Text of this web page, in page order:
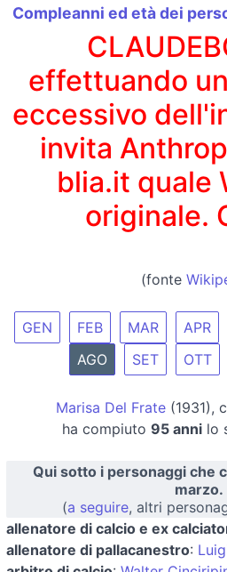
Compleanni ed età dei
effettuando
eccessivo
invita
blia.it quale
originale.
(fonte
GEN FEB MAR APR
AGO
SET OTT
Marisa Del Frate (1931),
ha compiuto 95 anni lo
Qui sotto i personaggi che
marzo.
(a seguire, altri
allenatore di calcio e ex
allenatore di pallacanestro: